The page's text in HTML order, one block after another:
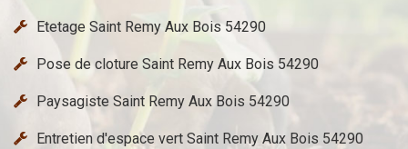
Etetage Saint Remy Aux Bois 54290
Pose de cloture Saint Remy Aux Bois 54290
Paysagiste Saint Remy Aux Bois 54290
Entretien d'espace vert Saint Remy Aux Bois 54290